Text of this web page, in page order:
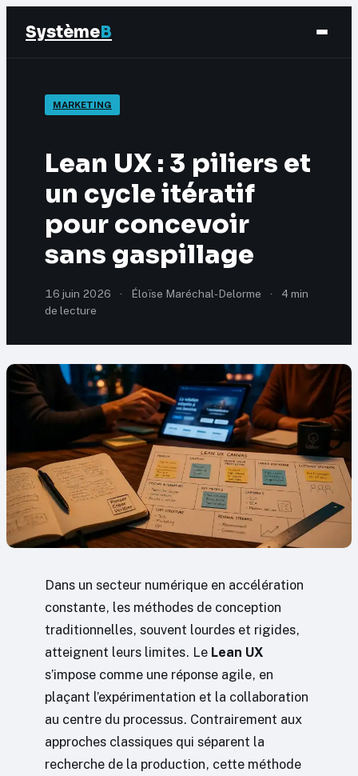
SystèmeB
Finance
Éducation & Emploi
Marketing
MARKETING
Lean UX : 3 piliers et
un cycle itératif
pour concevoir
sans gaspillage
16 juin 2026 · Éloïse Maréchal-Delorme ·
4 min
de lecture
Dans un secteur numérique en accélération
constante, les méthodes de conception
traditionnelles, souvent lourdes et rigides,
atteignent leurs limites. Le Lean UX
s’impose comme une réponse agile, en
plaçant l’expérimentation et la collaboration
au centre du processus. Contrairement aux
approches classiques qui séparent la
recherche de la production, cette méthode